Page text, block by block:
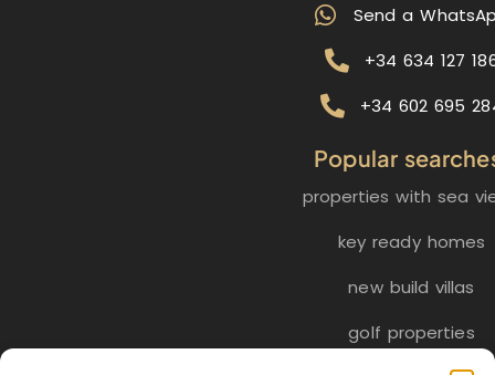
Send a
+34 634 127
+34 602 695
Popular
properties with sea
key ready homes
new build villas
golf properties